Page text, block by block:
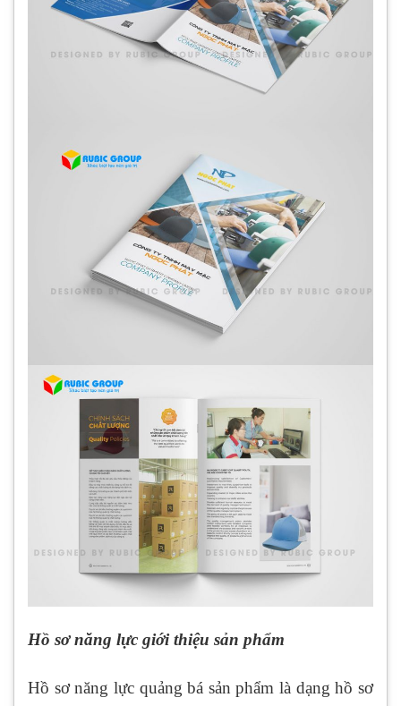
Hồ sơ năng lực giới thiệu sản phẩm
Hồ sơ năng lực quảng bá sản phẩm là dạng hồ sơ